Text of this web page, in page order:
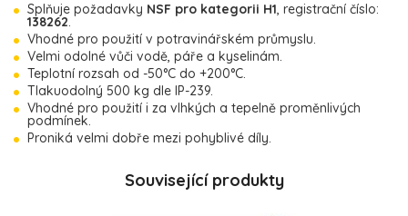
Splňuje požadavky NSF pro kategorii H1, registrační číslo:
138262.
Vhodné pro použití v potravinářském průmyslu.
Velmi odolné vůči vodě, páře a kyselinám.
Teplotní rozsah od -50°C do +200°C.
Tlakuodolný 500 kg dle IP-239.
Vhodné pro použití i za vlhkých a tepelně proměnlivých
podmínek.
Proniká velmi dobře mezi pohyblivé díly.
Související produkty